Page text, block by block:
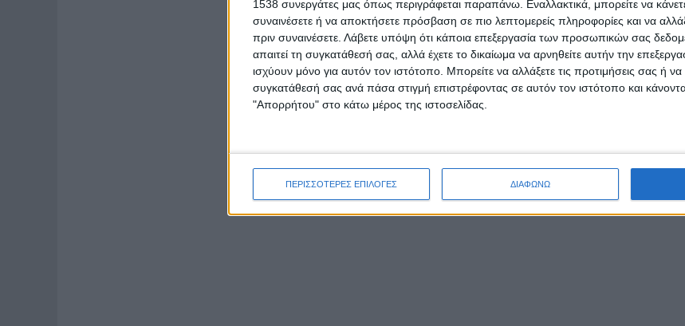
1538 συνεργάτες μας όπως περιγράφεται παραπάνω. Εναλλακτικά, μπορείτε να κάνετε
συναινέσετε ή να αποκτήσετε πρόσβαση σε πιο λεπτομερείς πληροφορίες και να
πριν συναινέσετε. Λάβετε υπόψη ότι κάποια επεξεργασία των προσωπικών σας
απαιτεί τη συγκατάθεσή σας, αλλά έχετε το δικαίωμα να αρνηθείτε αυτήν την
ισχύουν μόνο για αυτόν τον ιστότοπο. Μπορείτε να αλλάξετε τις προτιμήσεις σας ή να
συγκατάθεσή σας ανά πάσα στιγμή επιστρέφοντας σε αυτόν τον ιστότοπο και
"Απορρήτου" στο κάτω μέρος της ιστοσελίδας.
ΠΕΡΙΣΣΟΤΕΡΕΣ ΕΠΙΛΟΓΕΣ ΔΙΑΦΩΝΩ